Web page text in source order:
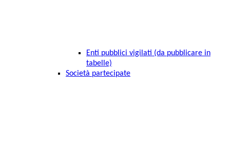
Enti pubblici vigilati (da pubblicare in
tabelle)
Società partecipate